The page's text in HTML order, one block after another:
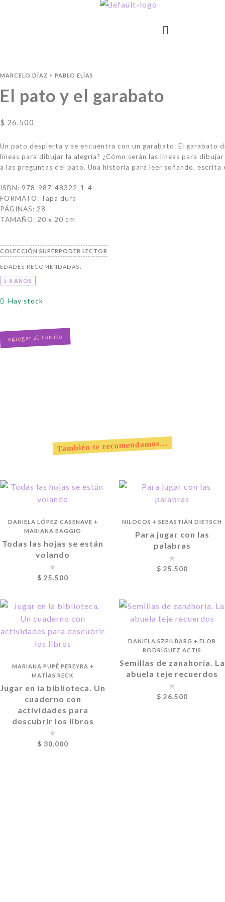
MARCELO DÍAZ + PABLO ELÍAS
El pato y el garabato
$ 26.500
Un pato despierta y se encuentra con un garabato. El garabato
líneas para dibujar la alegría? ¿Cómo serán las líneas para
a las preguntas del pato. Una historia para leer soñando, escrita
ISBN: 978-987-48322-1-4
FORMATO: Tapa dura
PÁGINAS: 28
TAMAÑO: 20 x 20 cm
SUPERPODER LECTOR
5-8 AÑOS
Hay stock
agregar al carrito
También te recomendamos…
DANIELA LÓPEZ CASENAVE +
MARIANA BAGGIO
Todas las hojas se están
volando
$ 25.500
NILOCOS +SEBASTIÁN DIETSCH
Para jugar con las
palabras
$ 25.500
MARIANA PUPÉ PEREYRA +
MATÍAS RECK
Jugar en la biblioteca. Un
cuaderno con
actividades para
descubrir los libros
$ 30.000
DANIELA SZPILBARG +FLOR
RODRÍGUEZ ACTIS
Semillas de zanahoria. La
abuela teje recuerdos
$ 26.500